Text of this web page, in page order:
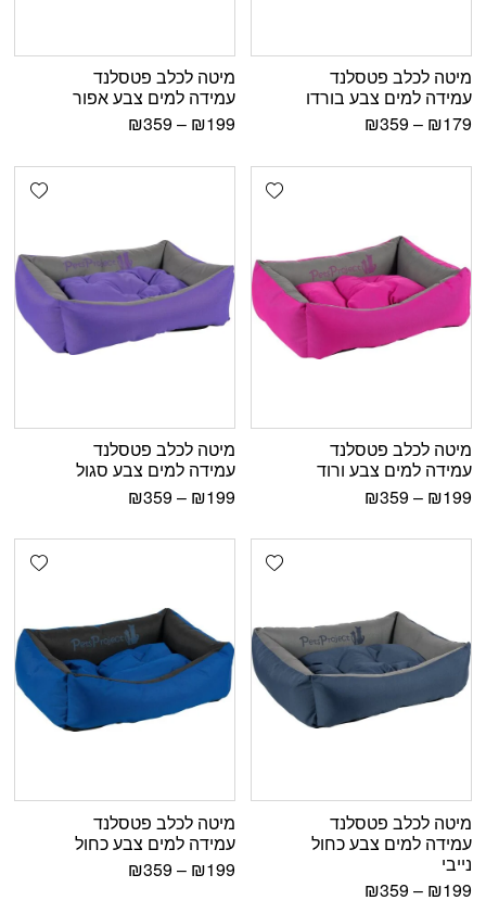
מיטה לכלב פטסלנד
עמידה למים צבע בורדו
₪179
–
₪359
מיטה לכלב פטסלנד
עמידה למים צבע אפור
₪199
–
₪359
Add wishlist
מיטה לכלב פטסלנד
עמידה למים צבע ורוד
₪199
–
₪359
מיטה לכלב פטסלנד
עמידה למים צבע סגול
₪199
–
₪359
Add wishlist
מיטה לכלב פטסלנד
עמידה למים צבע כחול
נייבי
₪199
–
₪359
מיטה לכלב פטסלנד
עמידה למים צבע כחול
₪199
–
₪359